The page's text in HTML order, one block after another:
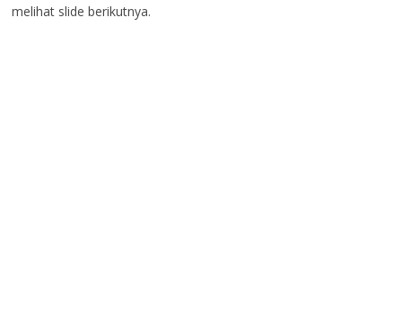
melihat slide berikutnya.